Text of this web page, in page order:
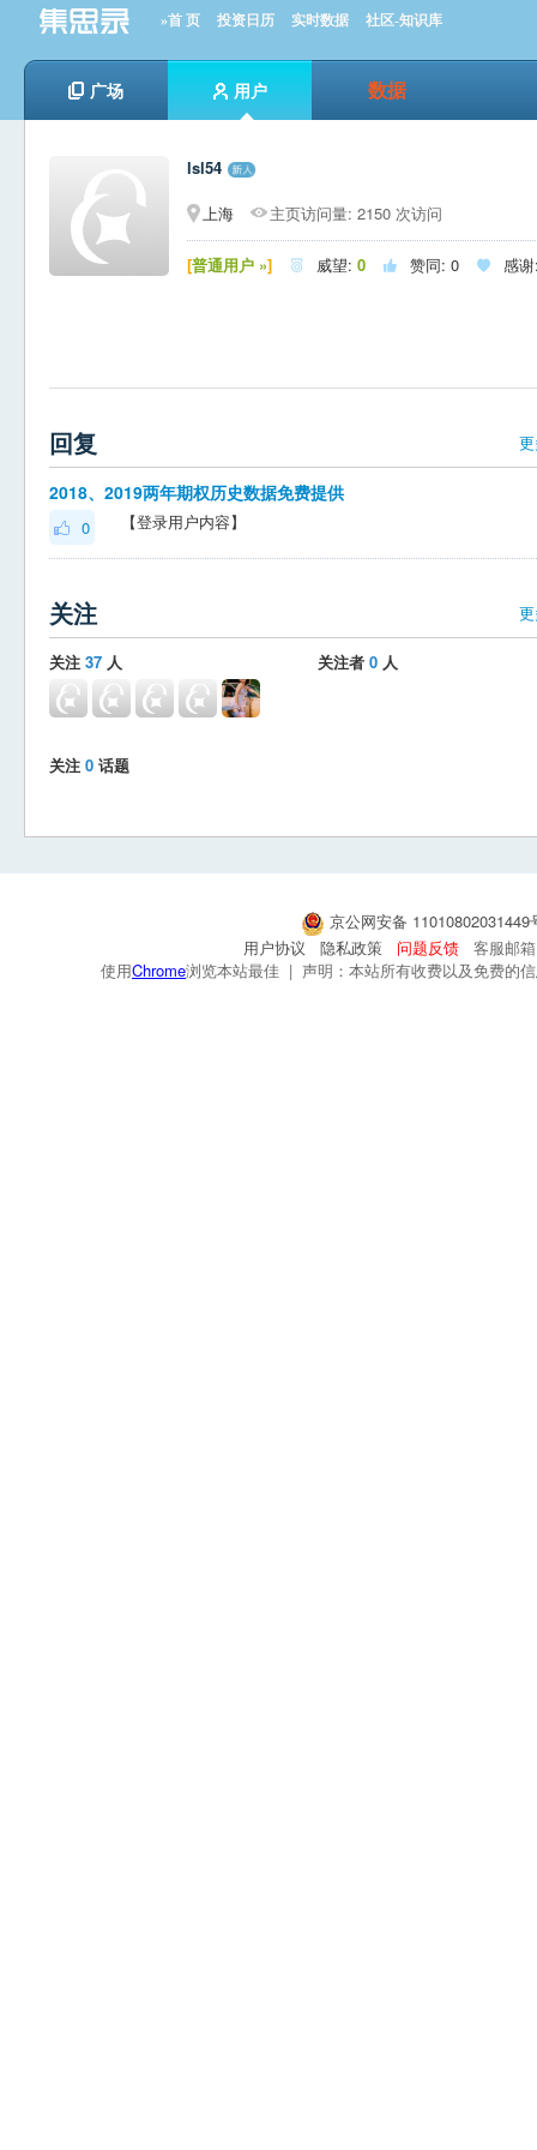
»首 页 投资日历 实时数据 社区-知识库
广场 用户 数据
lsl54
上海
主页访问量: 2150 次访问
[普通用户 »]  威望: 0  赞同: 0  感
回复
2018、2019两年期权历史数据免费提供
0 【登录用户内容】
关注
关注 37 人 关注者 0 人
关注 0 话题
京公网安备
用户协议
隐私政策 问题反馈
客服邮
使用Chrome浏览本站最佳 | 声明：本站所有收费以及免费的